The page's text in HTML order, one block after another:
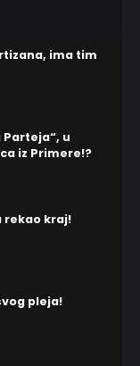
ima tim
u
iz Primere!?
rekao kraj!
pleja!